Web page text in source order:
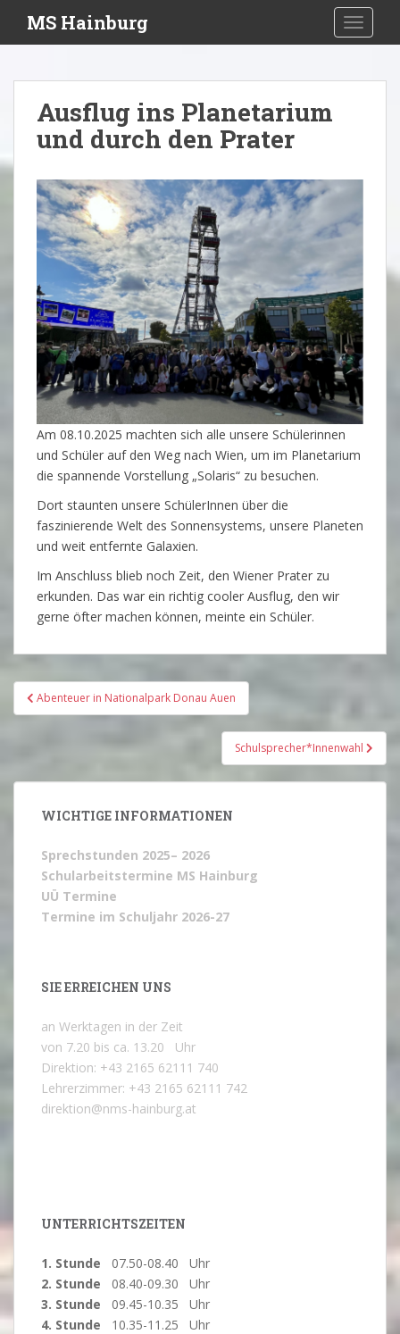
i
i
MS Hainburg
Ausflug ins Planetarium
und durch den Prater
Am 08.10.2025 machten sich alle unsere Schülerinnen
und Schüler auf den Weg nach Wien, um im Planetarium
die spannende Vorstellung „Solaris“ zu besuchen.
Dort staunten unsere SchülerInnen über die
faszinierende Welt des Sonnensystems, unsere Planeten
und weit entfernte Galaxien.
Im Anschluss blieb noch Zeit, den Wiener Prater zu
erkunden. Das war ein richtig cooler Ausflug, den wir
gerne öfter machen können, meinte ein Schüler.
Beitragsnavigation
Abenteuer in Nationalpark Donau Auen
Schulsprecher*Innenwahl
WICHTIGE INFORMATIONEN
Sprechstunden 2025– 2026
Schularbeitstermine MS Hainburg
UÜ Termine
Termine im Schuljahr 2026-27
SIE ERREICHEN UNS
an Werktagen in der Zeit
von 7.20 bis ca. 13.20 Uhr
Direktion: +43 2165 62111 740
Lehrerzimmer: +43 2165 62111 742
direktion@nms-hainburg.at
UNTERRICHTSZEITEN
1. Stunde 07.50-08.40 Uhr
2. Stunde 08.40-09.30 Uhr
3. Stunde 09.45-10.35 Uhr
4. Stunde
10.35-11.25 Uhr